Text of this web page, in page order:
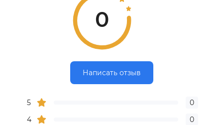
0
Написать отзыв
5
0
4
0